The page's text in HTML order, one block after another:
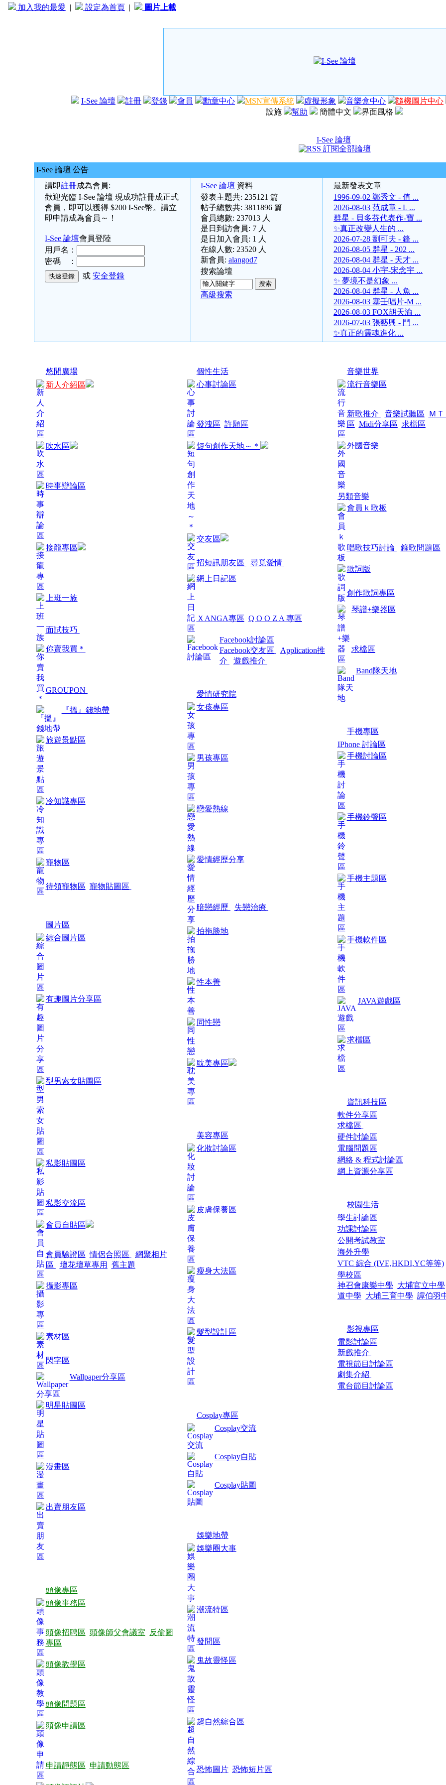
加入我的最愛 | 設定為首頁 | 圖片上載
I-See 論壇 註冊 登錄 會員 勳章中心 MSN宣傳系統 虛擬形象 音樂盒中心 隨機圖片中心
設施
幫助 簡體中文 界面風格
I-See 論壇
I-See 論壇 公告
請即註冊成為會員:
歡迎光臨 I-See 論壇 現成功註冊成正式
會員，即可以獲得 $200 I-See幣。請立
即申請成為會員～！
I-See 論壇會員登陸
用戶名：
密碼 ：
或 安全登錄
I-See 論壇 資料
發表主題共: 235121 篇
帖子總數共: 3811896篇
會員總數: 237013人
是日到訪會員: 7人
是日加入會員: 1 人
在線人數: 23520人
新會員: alangod7
搜索論壇
高級搜索
最新發表文章
1996-09-02 鄭秀文 - 值 ...
2026-08-03 范成章 - L ...
群星 - 貝多芬代表作-寶 ...
✨真正改變人生的 ...
2026-07-28 劉可夫 - 鋒 ...
2026-08-05 群星 - 202 ...
2026-08-04 群星 - 天才 ...
2026-08-04 小宇-宋念宇 ...
✨ 夢境不是幻象 ...
2026-08-04 群星 - 人魚 ...
2026-08-03 塞壬唱片-M ...
2026-08-03 FOX胡天渝 ...
2026-07-03 張藝興 - 鬥 ...
✨真正的靈魂進化 ...
悠閒廣場
新人介紹區
吹水區
時事辯論區
接龍專區
上班一族
面試技巧
你賣我買＊
GROUPON
『搵』錢地帶
旅遊景點區
冷知識專區
寵物區
待領寵物區 寵物貼圖區
圖片區
綜合圖片區
有趣圖片分享區
型男索女貼圖區
私影貼圖區
私影交流區
會員自貼區
會員驗證區 情侶合照區
網聚相片
區
壇花壇草專用 舊主題
攝影專區
素材區
閃字區
Wallpaper分享區
明星貼圖區
漫畫區
出賣朋友區
頭像專區
頭像事務區
頭像招聘區 頭像師父會議室
反偷圖
專區
頭像教學區
頭像問題區
頭像申請區
申請靜態區 申請動態區
個性生活
心事討論區
發洩區 許願區
短句創作天地～＊
交友區
招短訊朋友區
尋覓愛情
網上日記區
ＸANGA專區 Q O O Z A 專區
Facebook討論區
Facebook交友區
Application推
介
遊戲推介
愛情研究院
女孩專區
男孩專區
戀愛熱線
愛情經歷分享
暗戀經歷 失戀治療
拍拖勝地
性本善
同性戀
耽美專區
美容專區
化妝討論區
皮膚保養區
瘦身大法區
髮型設計區
Cosplay專區
Cosplay交流
Cosplay自貼
Cosplay貼圖
娛樂地帶
娛樂圈大事
潮流特區
發問區
鬼故靈怪區
超自然綜合區
恐怖圖片 恐怖短片區
音樂世界
流行音樂區
新歌推介 音樂試聽區
Ｍ
區 Midi分享區 求檔區
外國音樂
另類音樂
會員ｋ歌板
唱歌技巧討論 錄歌問題區
歌詞版
創作歌詞專區
琴譜+樂器區
求檔區
Band隊天地
手機專區
IPhone 討論區
手機討論區
手機鈴聲區
手機主題區
手機軟件區
JAVA遊戲區
求檔區
資訊科技區
軟件分享區
求檔區
硬件討論區
電腦問題區
網絡 & 程式討論區
網上資源分享區
校園生活
學生討論區
功課討論區
公開考試教室
海外升學
VTC 綜合 (IVE,HKDI,YC等等)
學校區
神召會康樂中學 大埔官立中學
道中學 大埔三育中學 譚伯羽
影視專區
電影討論區
新戲推介
電視節目討論區
劇集介紹
電台節目討論區